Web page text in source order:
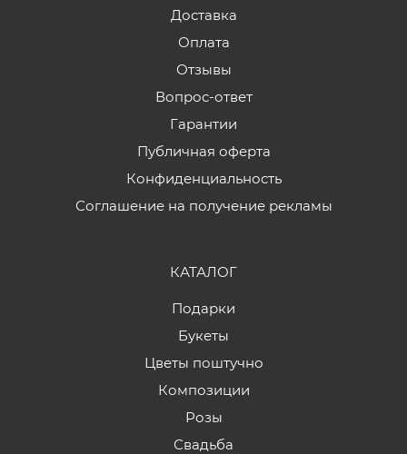
Доставка
Оплата
Отзывы
Вопрос-ответ
Гарантии
Публичная оферта
Конфиденциальность
Соглашение на получение рекламы
КАТАЛОГ
Подарки
Букеты
Цветы поштучно
Композиции
Розы
Свадьба